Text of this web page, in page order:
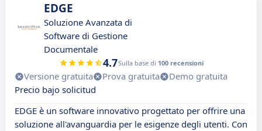
EDGE
Soluzione Avanzata di
Software di Gestione
Documentale
4.7Sulla base di 100 recensioni
Versione gratuita Prova gratuita
Demo gratuita
Precio bajo solicitud
EDGE è un software innovativo progettato per offrire una
soluzione all'avanguardia per le esigenze degli utenti. Con